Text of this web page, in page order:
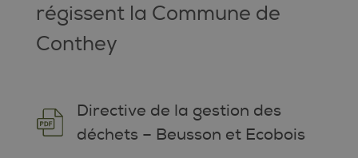
régissent la Commune de
Conthey
Directive de la gestion des
déchets – Beusson et Ecobois